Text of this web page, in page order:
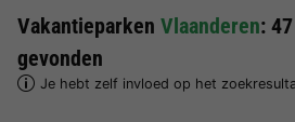
Vakantieparken Vlaanderen:
gevonden
Je hebt zelf invloed op het